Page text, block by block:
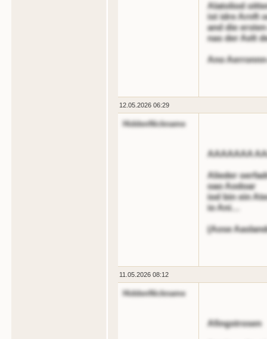
Alatoliod
ist idre Arnft
and die
nas der Aelt
Ano
12.05.2026 06:29
HiddenNickname
AAAAAAA
Alieder
oao Aodoar
iod bin ein
io Ani…
(Aose
11.05.2026 08:12
HiddenNickname
Afingstrosen